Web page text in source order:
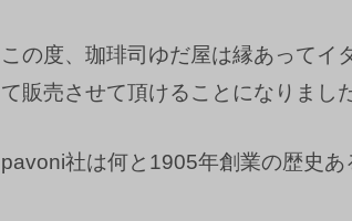
この度、珈琲司ゆだ屋は縁あってイ
て販売させて頂けることになりました
pavoni社は何と1905年創業の歴史あ